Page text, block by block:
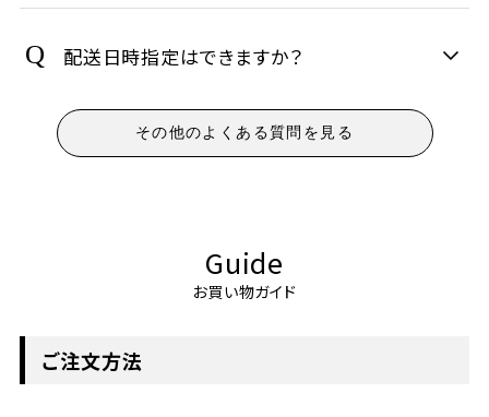
配送日時指定はできますか？
その他のよくある質問を見る
Guide
お買い物ガイド
ご注文方法